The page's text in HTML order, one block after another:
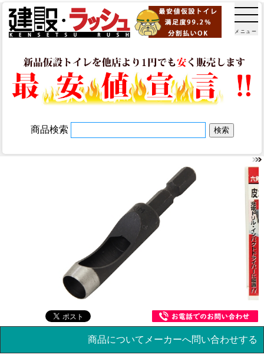
メニュー
商品検索
商品についてメーカーへ問い合わせする